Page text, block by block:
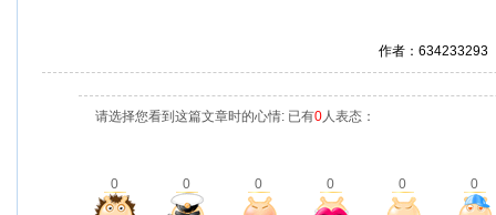
作者：
请选择您看到这篇文章时的心情: 已有0人表态：
0 0 0 0 0 0